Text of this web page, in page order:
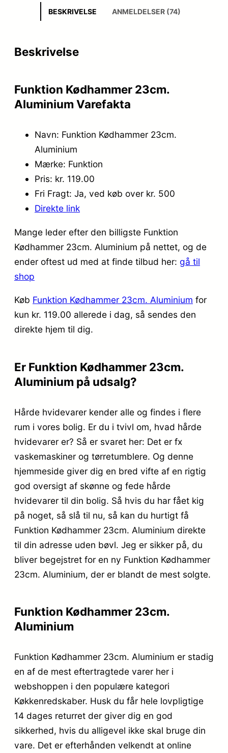
BESKRIVELSE ANMELDELSER (74)
Beskrivelse
Funktion Kødhammer 23cm.
Aluminium Varefakta
Navn: Funktion Kødhammer 23cm.
Aluminium
Mærke: Funktion
Pris: kr. 119.00
Fri Fragt: Ja, ved køb over kr. 500
Direkte link
Mange leder efter den billigste Funktion
Kødhammer 23cm. Aluminium på nettet, og de
ender oftest ud med at finde tilbud her: gå til
shop
Køb Funktion Kødhammer 23cm. Aluminium for
kun kr. 119.00 allerede i dag, så sendes den
direkte hjem til dig.
Er Funktion Kødhammer 23cm.
Aluminium på udsalg?
Hårde hvidevarer kender alle og findes i flere
rum i vores bolig. Er du i tvivl om, hvad hårde
hvidevarer er? Så er svaret her: Det er fx
vaskemaskiner og tørretumblere. Og denne
hjemmeside giver dig en bred vifte af en rigtig
god oversigt af skønne og fede hårde
hvidevarer til din bolig. Så hvis du har fået kig
på noget, så slå til nu, så kan du hurtigt få
Funktion Kødhammer 23cm. Aluminium direkte
til din adresse uden bøvl. Jeg er sikker på, du
bliver begejstret for en ny Funktion Kødhammer
23cm. Aluminium, der er blandt de mest solgte.
Funktion Kødhammer 23cm.
Aluminium
Funktion Kødhammer 23cm. Aluminium er stadig
en af de mest eftertragtede varer her i
webshoppen i den populære kategori
Køkkenredskaber. Husk du får hele lovpligtige
14 dages returret der giver dig en god
sikkerhed, hvis du alligevel ikke skal bruge din
vare. Det er efterhånden velkendt at online